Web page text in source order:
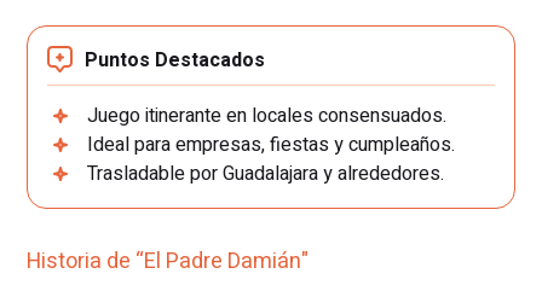
Puntos Destacados
Juego itinerante en locales consensuados.
Ideal para empresas, fiestas y cumpleaños.
Trasladable por Guadalajara y alrededores.
Historia de “El Padre Damián"